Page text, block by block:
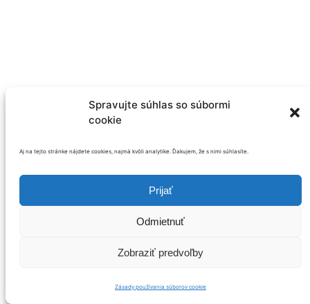
Spravujte súhlas so súbormi
cookie
Aj na tejto stránke nájdete cookies, najmä kvôli analytike. Ďakujem, že s nimi súhlasíte.
Prijať
Odmietnuť
Zobraziť predvoľby
Zásady používania súborov cookie
🙋‍♂️ Matúš Demko